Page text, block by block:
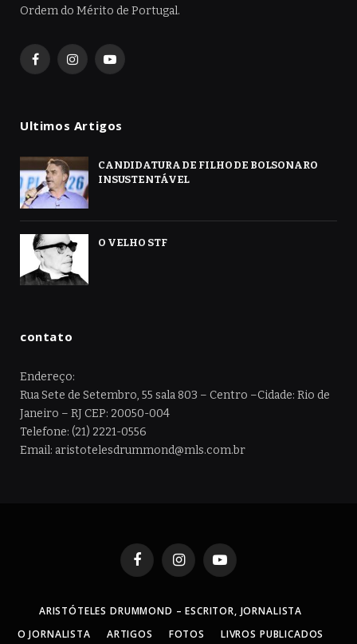
Ordem do Mérito de Portugal.
FacebookInstagramYouTube
Ultimos Artigos
CANDIDATURA DE FILHO DE BOLSONARO
INSUSTENTÁVEL
O VELHO STF
contato
Endereço:
Rua Sete de Setembro, 55 sala 803 – Centro –Cidade: Rio de
Janeiro – RJ CEP: 20050-004
Telefone: (21) 2221-0556
Email: aristotelesdrummond@mls.com.br
FacebookInstagramYouTube
ARISTÓTELES DRUMMOND – ESCRITOR, JORNALISTA
O JORNALISTA
ARTIGOS FOTOS LIVROS PUBLICADOS